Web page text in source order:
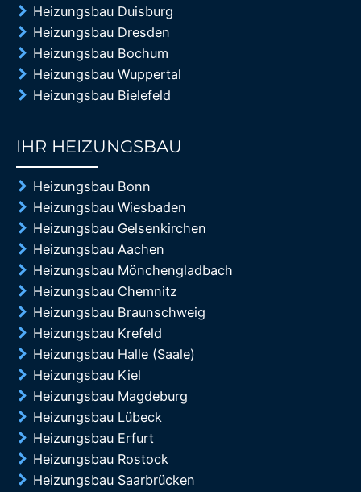
Heizungsbau Duisburg
Heizungsbau Dresden
Heizungsbau Bochum
Heizungsbau Wuppertal
Heizungsbau Bielefeld
IHR HEIZUNGSBAU
Heizungsbau Bonn
Heizungsbau Wiesbaden
Heizungsbau Gelsenkirchen
Heizungsbau Aachen
Heizungsbau Mönchengladbach
Heizungsbau Chemnitz
Heizungsbau Braunschweig
Heizungsbau Krefeld
Heizungsbau Halle (Saale)
Heizungsbau Kiel
Heizungsbau Magdeburg
Heizungsbau Lübeck
Heizungsbau Erfurt
Heizungsbau Rostock
Heizungsbau Saarbrücken